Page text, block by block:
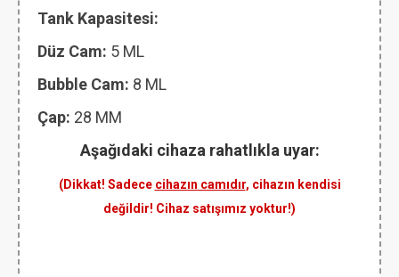
Tank Kapasitesi:
Düz Cam: 5 ML
Bubble Cam: 8 ML
Çap: 28 MM
Aşağıdaki cihaza rahatlıkla uyar:
(Dikkat! Sadece cihazın camıdır, cihazın kendisi
değildir! Cihaz satışımız yoktur!)